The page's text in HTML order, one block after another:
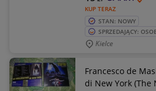
KUP TERAZ
STAN: NOWY
SPRZEDAJĄCY:
Kielce
Francesco de
di New York (The